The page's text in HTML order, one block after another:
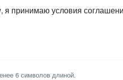
я принимаю условия
6 символов длиной.